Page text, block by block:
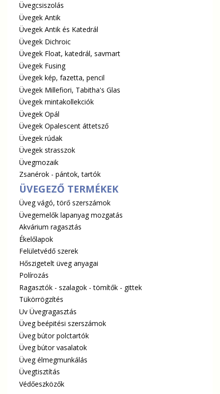
Üvegcsiszolás
Üvegek Antik
Üvegek Antik és Katedrál
Üvegek Dichroic
Üvegek Float, katedrál, savmart
Üvegek Fusing
Üvegek kép, fazetta, pencil
Üvegek Millefiori, Tabitha's Glas
Üvegek mintakollekciók
Üvegek Opál
Üvegek Opalescent áttetsző
Üvegek rúdak
Üvegek strasszok
Üvegmozaik
Zsanérok - pántok, tartók
ÜVEGEZŐ TERMÉKEK
Üveg vágó, törő szerszámok
Üvegemelők lapanyag mozgatás
Akvárium ragasztás
Ékelőlapok
Felületvédő szerek
Hőszigetelt üveg anyagai
Polírozás
Ragasztók - szalagok - tömítők - gittek
Tükörrögzítés
Uv Üvegragasztás
Üveg beépitési szerszámok
Üveg bútor polctartók
Üveg bútor vasalatok
Üveg élmegmunkálás
Üvegtisztítás
Védőeszközők